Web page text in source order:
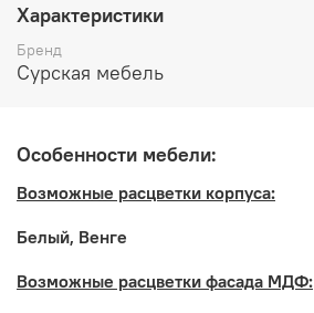
глубина 480 мм
высота 850 мм
Характеристики
Бренд
Сурская мебель
Особенности мебели:
Возможные расцветки корпуса:
Белый, Венге
Возможные расцветки фасада МДФ: